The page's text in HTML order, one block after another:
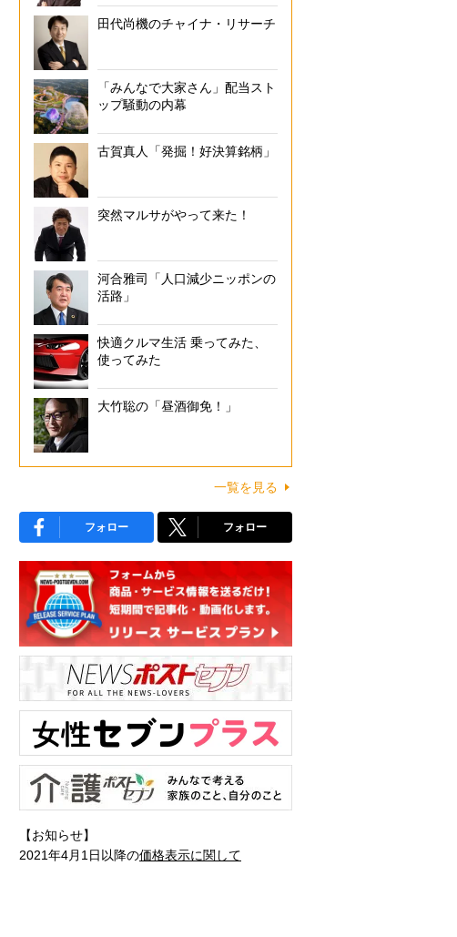
田代尚機のチャイナ・リサーチ
「みんなで大家さん」配当スト
ップ騒動の内幕
古賀真人「発掘！好決算銘柄」
突然マルサがやって来た！
河合雅司「人口減少ニッポンの
活路」
快適クルマ生活 乗ってみた、
使ってみた
大竹聡の「昼酒御免！」
一覧を見る
フォロー フォロー
【お知らせ】
2021年4月1日以降の価格表示に関して